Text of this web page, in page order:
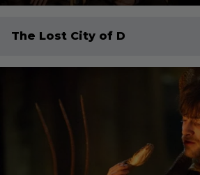
The Lost City of D